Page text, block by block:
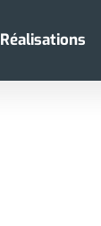
Réalisations